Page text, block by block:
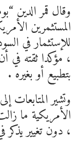
وقال قمر الدين
المستثمرين
للإستثمار في
، مؤكدا ثقته في
بتطبيع أو بغيره .
وتشير المتابعات
الأمريكية ما
، دون تغيير